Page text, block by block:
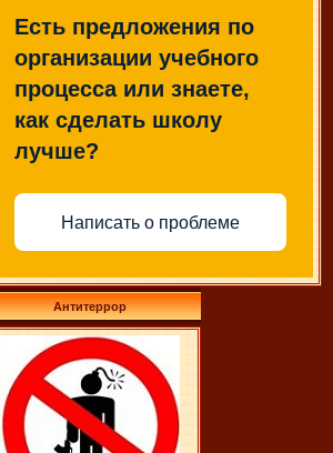
Есть предложения по
организации учебного
процесса или знаете,
как сделать школу
лучше?
Написать о проблеме
Антитеррор